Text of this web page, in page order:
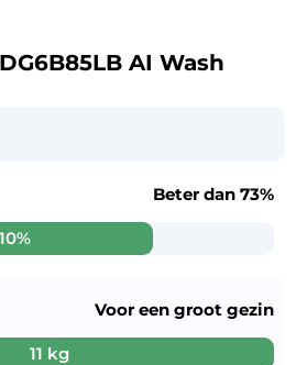
AI Wash
Beter dan 73%
11 kg
Voor een groot gezin